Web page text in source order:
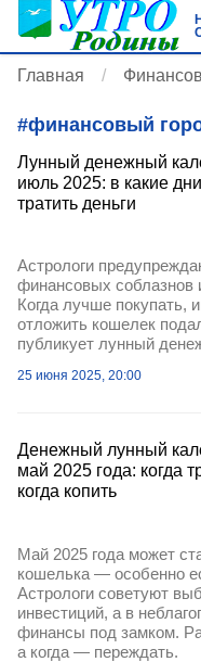
Главная
#финансовый
Лунный денежный
июль 2025: в какие
тратить деньги
Астрологи
финансовых соблазнов
Когда лучше покупать,
отложить кошелек
публикует лунный
25 июня 2025, 20:00
Денежный лунный
май 2025 года: когда
когда копить
Май 2025 года может
кошелька — особенно
Астрологи советуют
инвестиций, а в
финансы под замком.
а когда — переждать.